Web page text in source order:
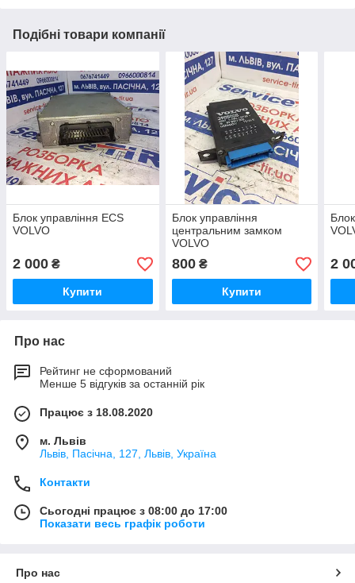
Подібні товари компанії
Блок управління ECS
VOLVO
2 000 ₴
Купити
Блок управління
центральним замком
VOLVO
800₴
Купити
2
Про нас
Рейтинг не сформований
Менше 5 відгуків за останній рік
Працює з 18.08.2020
м. Львів
Львів, Пасічна, 127, Львів, Україна
Контакти
Сьогодні працює з 08:00 до 17:00
Показати весь графік роботи
Про нас